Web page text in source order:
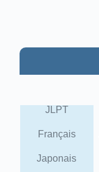
JLPT
Français
Japonais